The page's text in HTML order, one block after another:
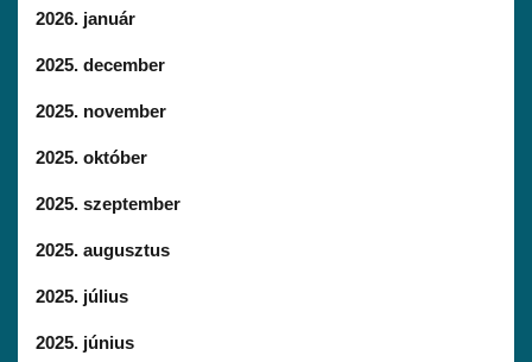
2026. január
2025. december
2025. november
2025. október
2025. szeptember
2025. augusztus
2025. július
2025. június